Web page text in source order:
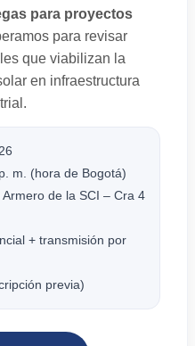
para proyectos
para revisar
que viabilizan la
en infraestructura
m. (hora de Bogotá)
de la SCI – Cra 4
+ transmisión por
previa)